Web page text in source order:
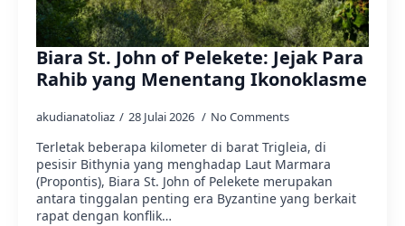
Biara St. John of Pelekete: Jejak Para
Rahib yang Menentang Ikonoklasme
akudianatoliaz 28 Julai 2026 No Comments
Terletak beberapa kilometer di barat Trigleia, di
pesisir Bithynia yang menghadap Laut Marmara
(Propontis), Biara St. John of Pelekete merupakan
antara tinggalan penting era Byzantine yang berkait
rapat dengan konflik…